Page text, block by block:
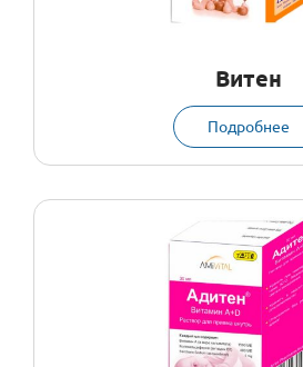
Витен
Подробнее